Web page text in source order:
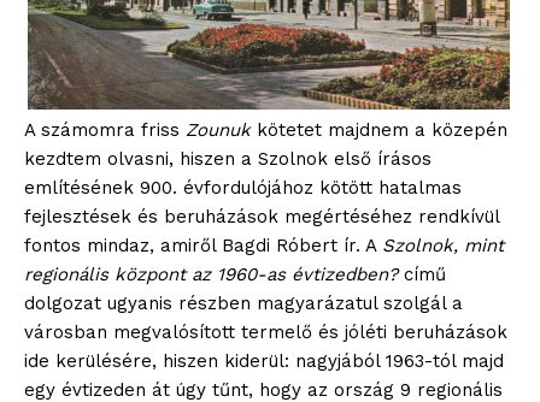
A számomra friss Zounukkötetet majdnem a közepén
kezdtem olvasni, hiszen a Szolnok első írásos
említésének 900. évfordulójához kötött hatalmas
fejlesztések és beruházások megértéséhez rendkívül
fontos mindaz, amiről Bagdi Róbert ír. A Szolnok, mint
regionális központ az 1960-as évtizedben?című
dolgozat ugyanis részben magyarázatul szolgál a
városban megvalósított termelő és jóléti beruházások
ide kerülésére, hiszen kiderül: nagyjából 1963-tól majd
egy évtizeden át úgy tűnt, hogy az ország 9 regionális